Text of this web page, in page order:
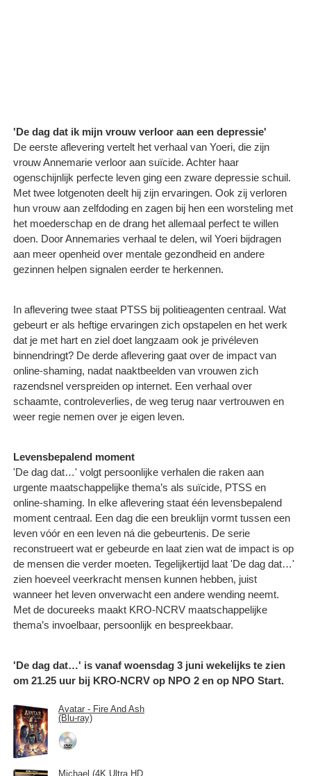
'De dag dat ik mijn vrouw verloor aan een depressie'
De eerste aflevering vertelt het verhaal van Yoeri, die zijn
vrouw Annemarie verloor aan suïcide. Achter haar
ogenschijnlijk perfecte leven ging een zware depressie schuil.
Met twee lotgenoten deelt hij zijn ervaringen. Ook zij verloren
hun vrouw aan zelfdoding en zagen bij hen een worsteling met
het moederschap en de drang het allemaal perfect te willen
doen. Door Annemaries verhaal te delen, wil Yoeri bijdragen
aan meer openheid over mentale gezondheid en andere
gezinnen helpen signalen eerder te herkennen.
In aflevering twee staat PTSS bij politieagenten centraal. Wat
gebeurt er als heftige ervaringen zich opstapelen en het werk
dat je met hart en ziel doet langzaam ook je privéleven
binnendringt? De derde aflevering gaat over de impact van
online-shaming, nadat naaktbeelden van vrouwen zich
razendsnel verspreiden op internet. Een verhaal over
schaamte, controleverlies, de weg terug naar vertrouwen en
weer regie nemen over je eigen leven.
Levensbepalend moment
'De dag dat…' volgt persoonlijke verhalen die raken aan
urgente maatschappelijke thema’s als suïcide, PTSS en
online-shaming. In elke aflevering staat één levensbepalend
moment centraal. Een dag die een breuklijn vormt tussen een
leven vóór en een leven ná die gebeurtenis. De serie
reconstrueert wat er gebeurde en laat zien wat de impact is op
de mensen die verder moeten. Tegelijkertijd laat 'De dag dat…'
zien hoeveel veerkracht mensen kunnen hebben, juist
wanneer het leven onverwacht een andere wending neemt.
Met de docureeks maakt KRO-NCRV maatschappelijke
thema’s invoelbaar, persoonlijk en bespreekbaar.
'De dag dat…' is vanaf woensdag 3 juni wekelijks te zien
om 21.25 uur bij KRO-NCRV op NPO 2 en op NPO Start.
Avatar - Fire And Ash
(Blu-ray)
Michael (4K Ultra HD